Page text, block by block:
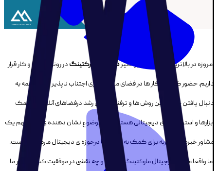
امروزه در بالاترین سطح حضور و تاثیردیجیتال مارکتینگ در رونق کسب و کار قرار
داریم. حضور کسب و کار ها در فضای مجازی امری اجتناب ناپذیر است و همه به
دنبال یافتن جدیدترین روش ها و ترفند ها برای رشد درفضاهای آنلاین به کمک
ابزارها و استراتژی‌های دیجیتالی هستند. این موضوع نشان دهنده ی تاثیر مهم یک
مشاور خبره و با تجربه برای کمک به رشد شما درحوزه ی دیجیتال مارکتینگ است.
اما واقعا مشاور دیجیتال مارکتینگ کیست و چه نقشی در موفقیت کسب و کار ما